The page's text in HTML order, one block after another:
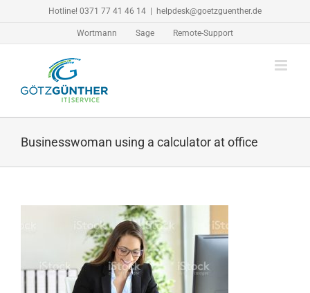
Hotline! 0371 77 41 46 14 helpdesk@goetzguenther.de
Wortmann Sage Remote-Support
Businesswoman using a calculator at office